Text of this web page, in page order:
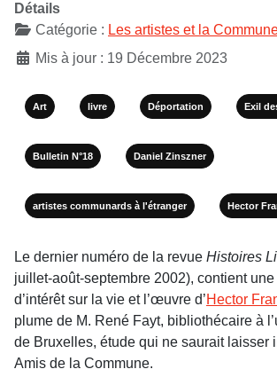
Détails
Catégorie : Les artistes et la
Mis à jour : 19 Décembre 2023
Art livre Déportation Exil
Bulletin N°18 Daniel Zinszner
artistes communards à l'étranger Hector
Le dernier numéro de la revue Histoires
juillet-août-septembre 2002), contient
d’intérêt sur la vie et l’œuvre d’Hector
plume de M. René Fayt, bibliothécaire à
de Bruxelles, étude qui ne saurait laisser
Amis de la Commune.